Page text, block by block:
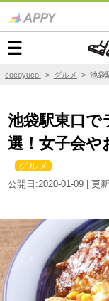
cocoyuco! > グルメ > 池袋
池袋駅東口
選！女子会や
グルメ
公開日:2020-01-09 | 更